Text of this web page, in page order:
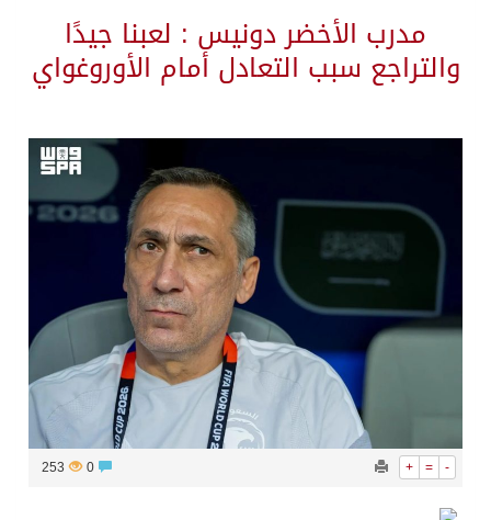
مدرب الأخضر دونيس : لعبنا جيدًا
والتراجع سبب التعادل أمام الأوروغواي
+ = -
253